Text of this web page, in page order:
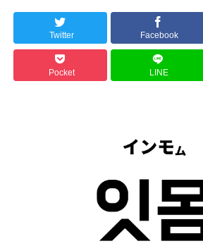
Twitter Facebook
Pocket LINE